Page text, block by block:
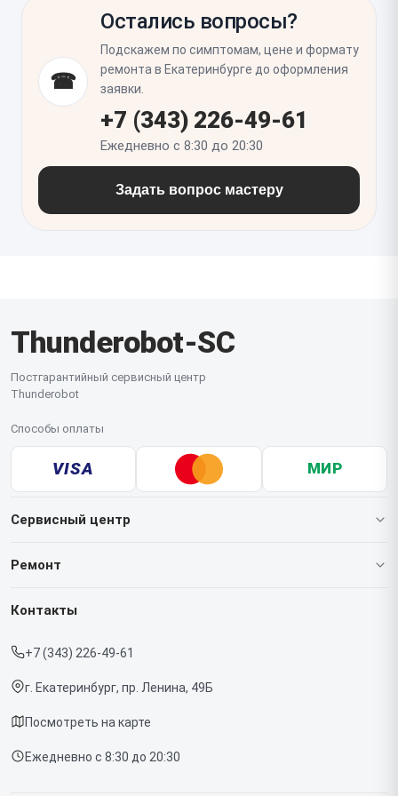
сторонам. После сборки важно убедиться, что
изображение не пропадает при изменении угла
открытия, а петли не создают чрезмерную
нагрузку на корпус и не перетягивают шлейф.
☎
Остались вопросы?
Подскажем по симптомам, цене и формату
ремонта в Екатеринбурге до оформления
заявки.
+7 (343) 226-49-61
Ежедневно с 8:30 до 20:30
Задать вопрос мастеру
Thunderobot-SC
Постгарантийный сервисный центр
Thunderobot
Способы оплаты
VISA МИР
Сервисный центр
О нашем сервисе
Срочный ремонт
Доставка и способы оплаты
Диагностика
Контакты
Ремонт
Ноутбуков
Контакты
+7 (343) 226-49-61
г. Екатеринбург, пр. Ленина, 49Б
Посмотреть на карте
Ежедневно с 8:30 до 20:30